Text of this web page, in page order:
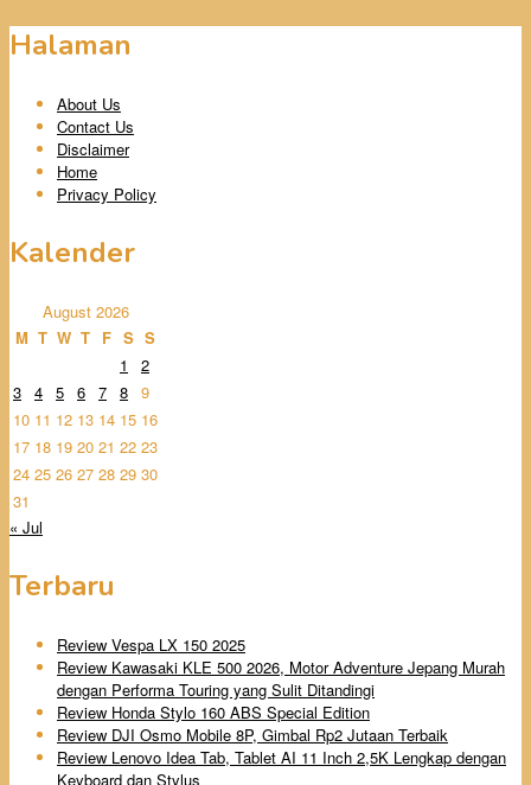
Halaman
About Us
Contact Us
Disclaimer
Home
Privacy Policy
Kalender
August 2026
M T W T F S S
1
2
3 4 5 6 7 8 9
10 11 12 13 14 15 16
17 18 19 20 21 22 23
24 25 26 27 28 29 30
31
« Jul
Terbaru
Review Vespa LX 150 2025
Review Kawasaki KLE 500 2026, Motor Adventure Jepang Murah
dengan Performa Touring yang Sulit Ditandingi
Review Honda Stylo 160 ABS Special Edition
Review DJI Osmo Mobile 8P, Gimbal Rp2 Jutaan Terbaik
Review Lenovo Idea Tab, Tablet AI 11 Inch 2,5K Lengkap dengan
Keyboard dan Stylus